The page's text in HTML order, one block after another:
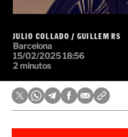
JULIO COLLADO / GUILLEM RS
Barcelona
15/02/2025 18:56
2 minutos